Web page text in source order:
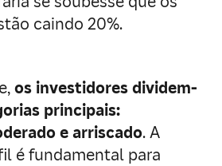
caindo 20%.
os investidores dividem-
principais:
e arriscado. A
é fundamental para